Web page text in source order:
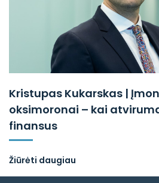
Kristupas Kukarskas |
oksimoronai – kai
finansus
Žiūrėti daugiau